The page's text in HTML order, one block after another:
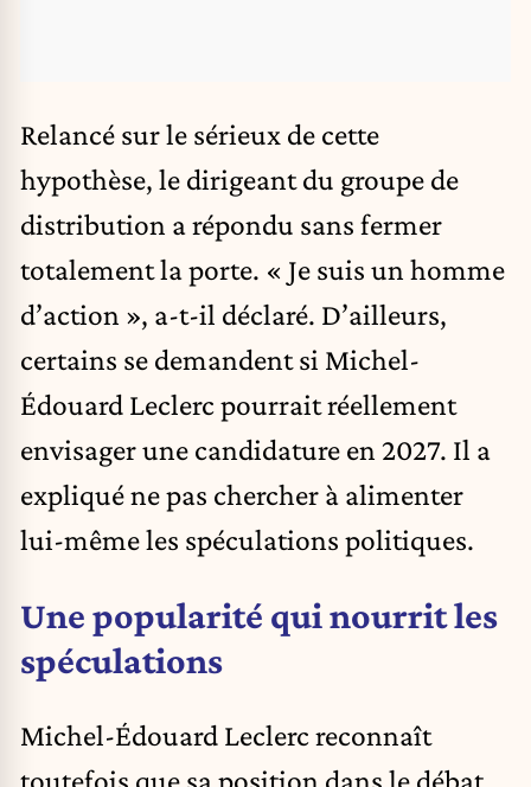
Relancé sur le sérieux de cette
hypothèse, le dirigeant du groupe de
distribution a répondu sans fermer
totalement la porte. « Je suis un homme
d’action », a-t-il déclaré. D’ailleurs,
certains se demandent si Michel-
Édouard Leclerc pourrait réellement
envisager une candidature en 2027. Il a
expliqué ne pas chercher à alimenter
lui-même les spéculations politiques.
Une popularité qui nourrit les
spéculations
Michel-Édouard Leclerc reconnaît
toutefois que sa position dans le débat